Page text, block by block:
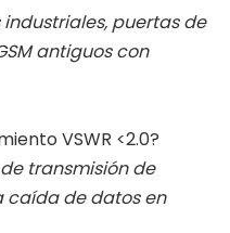
industriales, puertas de
antiguos con
VSWR <2.0?
transmisión de
caída de datos en